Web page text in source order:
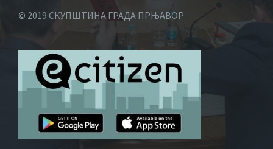
© 2019 СКУПШТИНА ГРАДА ПРЊАВОР